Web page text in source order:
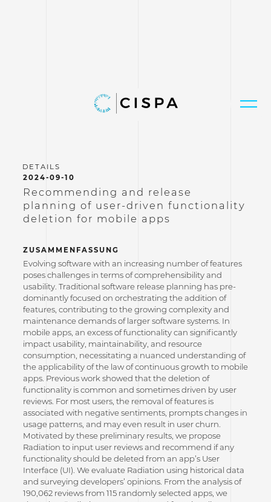
2024-09-10
Recommending and release
planning of user-driven functionality
deletion for mobile apps
ZUSAMMENFASSUNG
Evolving software with an increasing number of features
poses challenges in terms of comprehensibility and
usability. Traditional software release planning has pre-
dominantly focused on orchestrating the addition of
features, contributing to the growing complexity and
maintenance demands of larger software systems. In
mobile apps, an excess of functionality can significantly
impact usability, maintainability, and resource
consumption, necessitating a nuanced understanding of
the applicability of the law of continuous growth to mobile
apps. Previous work showed that the deletion of
functionality is common and sometimes driven by user
reviews. For most users, the removal of features is
associated with negative sentiments, prompts changes in
usage patterns, and may even result in user churn.
Motivated by these preliminary results, we propose
Radiation to input user reviews and recommend if any
functionality should be deleted from an app’s User
Interface (UI). We evaluate Radiation using historical data
and surveying developers’ opinions. From the analysis of
190,062 reviews from 115 randomly selected apps, we